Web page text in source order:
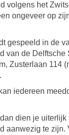
volgens het
ongeveer op
gespeeld in de
van de Delftsche
Zusterlaan 114
iedereen
dien je uiterlijk
aanwezig te zijn.